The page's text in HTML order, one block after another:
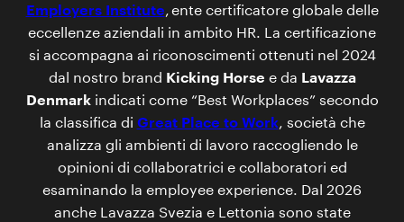
Employers Institute, ente certificatore globale delle
eccellenze aziendali in ambito HR. La certificazione
si accompagna ai riconoscimenti ottenuti nel 2024
dal nostro brand Kicking Horse e da Lavazza
Denmarkindicati come “Best Workplaces” secondo
la classifica di Great Place to Work, società che
analizza gli ambienti di lavoro raccogliendo le
opinioni di collaboratrici e collaboratori ed
esaminando la employee experience. Dal 2026
anche Lavazza Svezia e Lettonia sono state